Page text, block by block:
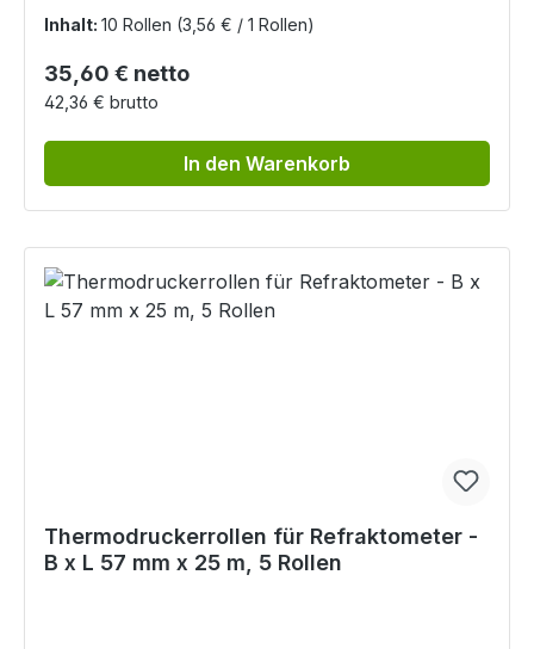
Inhalt: 10 Rollen (3,56 € / 1 Rollen)
Regulärer Preis:
35,60 € netto
42,36 € brutto
In den Warenkorb
Thermodruckerrollen für Refraktometer -
B x L 57 mm x 25 m, 5 Rollen